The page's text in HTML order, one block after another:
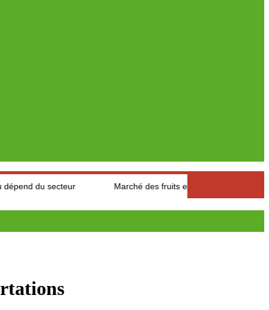
Marché des fruits est légumes : Les producteurs des